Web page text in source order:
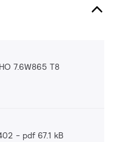
7.6W865 T8
pdf 67.1 kB